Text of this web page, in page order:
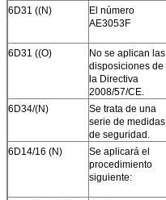
6D31 ((N)
El número
AE3053F
6D31 ((O)
No se aplican las
disposiciones de
la Directiva
2008/57/CE.
6D34/(N)
Se trata de una
serie de medidas
de seguridad.
6D14/16 (N)
Se aplicará el
procedimiento
siguiente: